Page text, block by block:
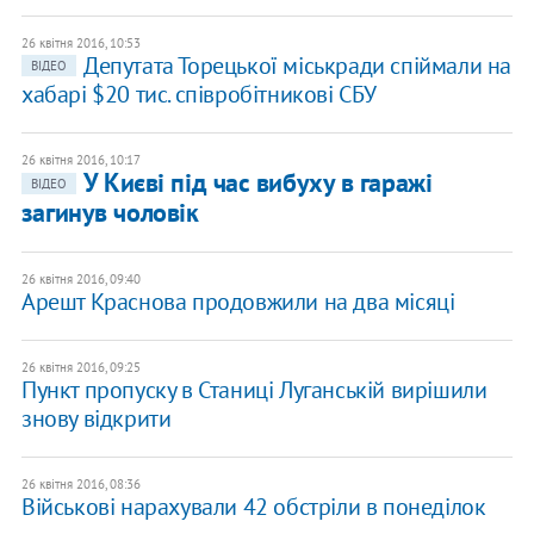
26 квітня 2016, 10:53
ВІДЕО
Депутата Торецької міськради спіймали на
хабарі $20 тис. співробітникові СБУ
26 квітня 2016, 10:17
ВІДЕО
У Києві під час вибуху в гаражі
загинув чоловік
26 квітня 2016, 09:40
Арешт Краснова продовжили на два місяці
26 квітня 2016, 09:25
Пункт пропуску в Станиці Луганській вирішили
знову відкрити
26 квітня 2016, 08:36
Військові нарахували 42 обстріли в понеділок